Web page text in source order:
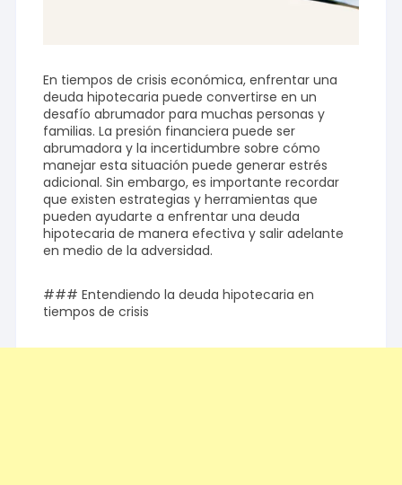
En tiempos de crisis económica, enfrentar una
deuda hipotecaria puede convertirse en un
desafío abrumador para muchas personas y
familias. La presión financiera puede ser
abrumadora y la incertidumbre sobre cómo
manejar esta situación puede generar estrés
adicional. Sin embargo, es importante recordar
que existen estrategias y herramientas que
pueden ayudarte a enfrentar una deuda
hipotecaria de manera efectiva y salir adelante
en medio de la adversidad.
### Entendiendo la deuda hipotecaria en
tiempos de crisis